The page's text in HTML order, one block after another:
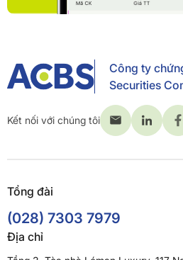
Công ty
Securities
Kết nối với chúng tôi
Tổng đài
(028) 7303 7979
Địa chỉ